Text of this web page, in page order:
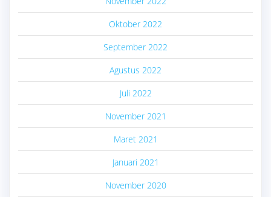
Oktober 2022
September 2022
Agustus 2022
Juli 2022
November 2021
Maret 2021
Januari 2021
November 2020